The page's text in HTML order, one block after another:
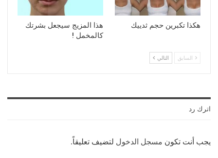
هكذا تكبرين حجم ثدييك
هذا المزيج سيجعل بشرتك
كالمخمل !
السابق التالي
اترك رد
يجب أنت تكون مسجل الدخول لتضيف تعليقاً.